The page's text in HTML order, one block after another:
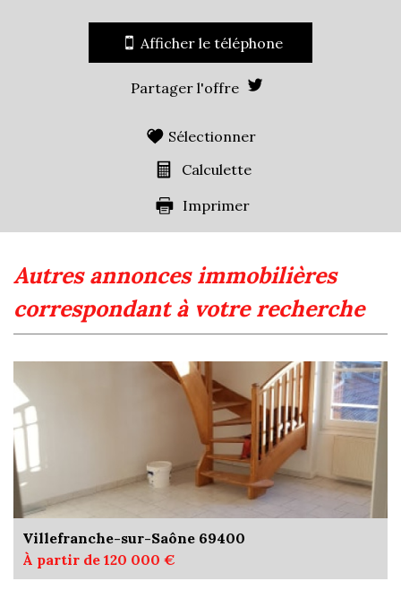
Nombre d'enfants par famille
Familles sans enfant
Familles avec 1 ou 2 enfants
Familles avec 3 enfants
Afficher le téléphone
Partager l'offre
Sélectionner
Calculette
Imprimer
autres annonces immobilières
correspondant à votre recherche
Villefranche-sur-Saône 69400
À partir de 120 000 €